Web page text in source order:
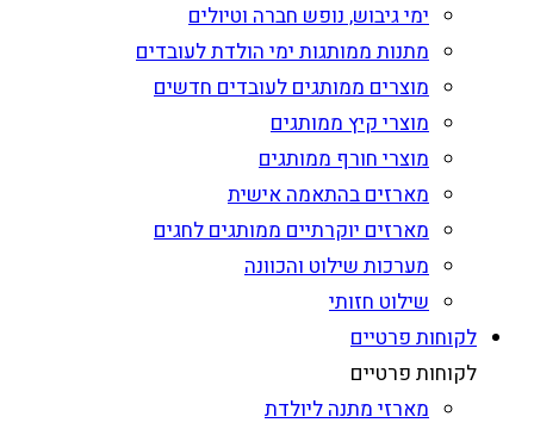
ימי גיבוש, נופש חברה וטיולים
מתנות ממותגות ימי הולדת לעובדים
מוצרים ממותגים לעובדים חדשים
מוצרי קיץ ממותגים
מוצרי חורף ממותגים
מארזים בהתאמה אישית
מארזים יוקרתיים ממותגים לחגים
מערכות שילוט והכוונה
שילוט חזותי
לקוחות פרטיים
לקוחות פרטיים
מארזי מתנה ליולדת